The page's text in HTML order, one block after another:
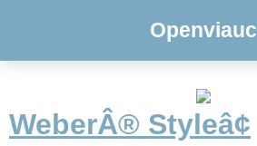
Openviauc
WeberÂ® Styleâ¢